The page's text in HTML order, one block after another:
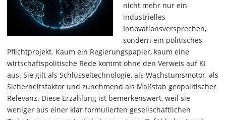
nicht mehr nur ein
industrielles
Innovationsversprechen,
sondern ein politisches
Pflichtprojekt. Kaum ein Regierungspapier, kaum eine
wirtschaftspolitische Rede kommt ohne den Verweis auf KI
aus. Sie gilt als Schlüsseltechnologie, als Wachstumsmotor, als
Sicherheitsfaktor und zunehmend als Maßstab geopolitischer
Relevanz. Diese Erzählung ist bemerkenswert, weil sie
weniger aus einer klar formulierten gesellschaftlichen